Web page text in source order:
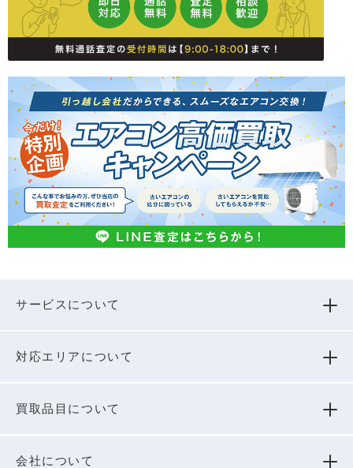
サービスについて
対応エリアについて
買取品⽬について
会社について